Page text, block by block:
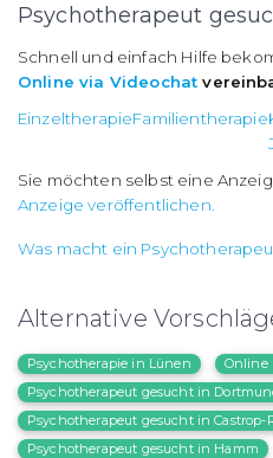
Psychotherapeut
Schnell und einfach Hilfe
Online via Videochat
EinzeltherapieFamilientherapie
Sie möchten selbst eine
Anzeige veröffentlichen.
Was macht ein
Alternative
Psychotherapie in Lünen
Online
Psychotherapeut gesucht in
Psychotherapeut gesucht in Castrop-
Psychotherapeut gesucht in Hamm